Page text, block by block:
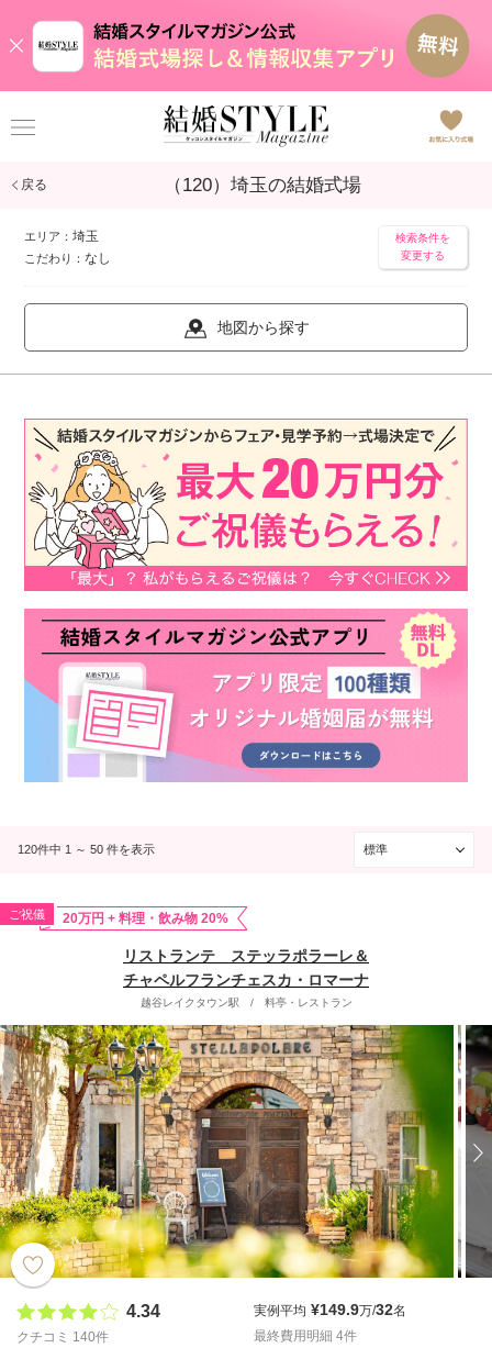
戻る （120）埼玉の結婚式場
エリア：埼玉
こだわり：なし
検索条件を
変更する
地図から探す
120件中 1 ～ 50 件を表示
ご祝儀 20万円 + 料理・飲み物 20%
リストランテ ステッラポラーレ＆
チャペルフランチェスカ・ロマーナ
越谷レイクタウン駅 / 料亭・レストラン
4.34
クチコミ 140件
実例平均 ¥149.9万/32名
最終費用明細 4件